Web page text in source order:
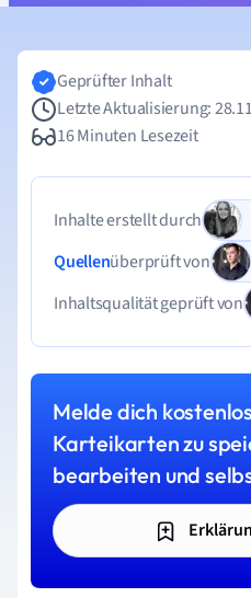
Geprüfter Inhalt
Letzte Aktualisierung:
16 Minuten Lesezeit
Inhalte erstellt durch
Quellenüberprüft von
Inhaltsqualität geprüft von
Melde dich
Karteikarten zu
bearbeiten und